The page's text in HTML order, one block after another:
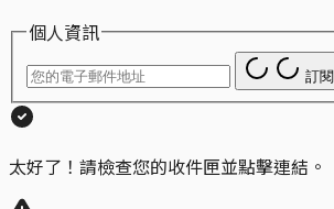
個人資訊
訂閱
太好了！請檢查您的收件匣並點擊連結。